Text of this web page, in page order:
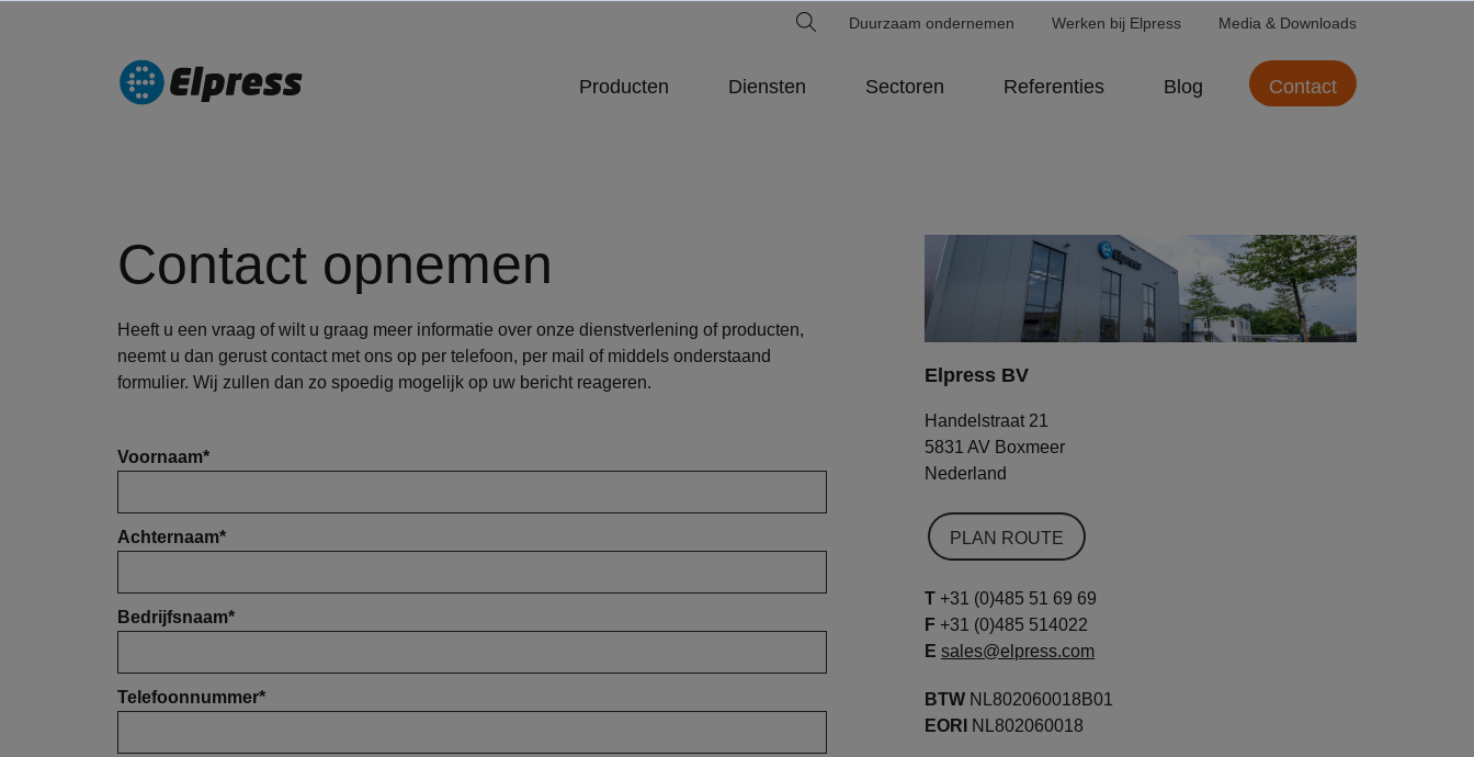
Duurzaam ondernemen Werken bij Elpress Media & Downloads
Producten Diensten Sectoren Referenties Blog Contact
Contact opnemen
Heeft u een vraag of wilt u graag meer informatie over onze dienstverlening of producten,
neemt u dan gerust contact met ons op per telefoon, per mail of middels onderstaand
formulier. Wij zullen dan zo spoedig mogelijk op uw bericht reageren.
Voornaam*
Achternaam*
Bedrijfsnaam*
Telefoonnummer*
Elpress BV
Handelstraat 21
5831 AV Boxmeer
Nederland
PLAN ROUTE
T +31 (0)485 51 69 69
F +31 (0)485 514022
E sales@elpress.com
BTW NL802060018B01
EORI
NL802060018